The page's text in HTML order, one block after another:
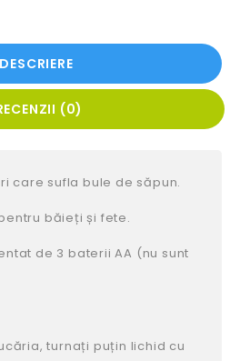
DESCRIERE
(0)
care sufla bule de săpun.
băieți și fete.
de 3 baterii AA (nu sunt
turnați puțin lichid cu